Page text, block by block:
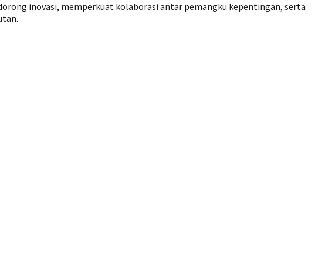
inovasi, memperkuat kolaborasi antar pemangku kepentingan, serta